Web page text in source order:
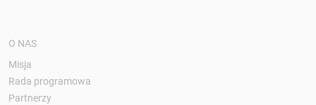
O NAS
Misja
Rada programowa
Partnerzy